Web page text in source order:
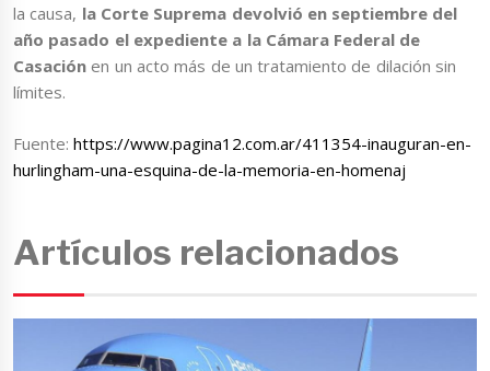
la causa, la Corte Suprema devolvió en septiembre del
año pasado el expediente a la Cámara Federal de
Casación en un acto más de un tratamiento de dilación sin
límites.
Fuente:https://www.pagina12.com.ar/411354-inauguran-en-
hurlingham-una-esquina-de-la-memoria-en-homenaj
Artículos relacionados